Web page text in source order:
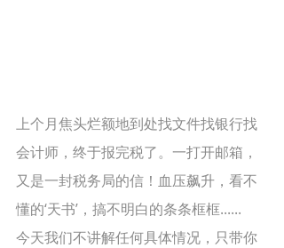
上个月焦头烂额地到处找文件找银行找
会计师，终于报完税了。一打开邮箱，
又是一封税务局的信！血压飙升，看不
懂的‘天书’，搞不明白的条条框框......
今天我们不讲解任何具体情况，只带你